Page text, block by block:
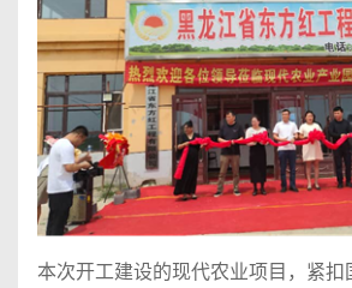
本次开工建设的现代农业项目，紧